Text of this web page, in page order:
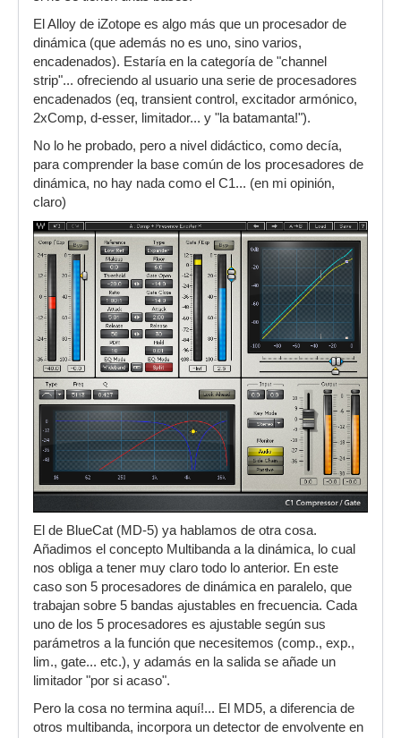
El Alloy de iZotope es algo más que un procesador de
dinámica (que además no es uno, sino varios,
encadenados). Estaría en la categoría de "channel
strip"... ofreciendo al usuario una serie de procesadores
encadenados (eq, transient control, excitador armónico,
2xComp, d-esser, limitador... y "la batamanta!").
No lo he probado, pero a nivel didáctico, como decía,
para comprender la base común de los procesadores de
dinámica, no hay nada como el C1... (en mi opinión,
claro)
El de BlueCat (MD-5) ya hablamos de otra cosa.
Añadimos el concepto Multibanda a la dinámica, lo cual
nos obliga a tener muy claro todo lo anterior. En este
caso son 5 procesadores de dinámica en paralelo, que
trabajan sobre 5 bandas ajustables en frecuencia. Cada
uno de los 5 procesadores es ajustable según sus
parámetros a la función que necesitemos (comp., exp.,
lim., gate... etc.), y adamás en la salida se añade un
limitador "por si acaso".
Pero la cosa no termina aquí!... El MD5, a diferencia de
otros multibanda, incorpora un detector de envolvente en